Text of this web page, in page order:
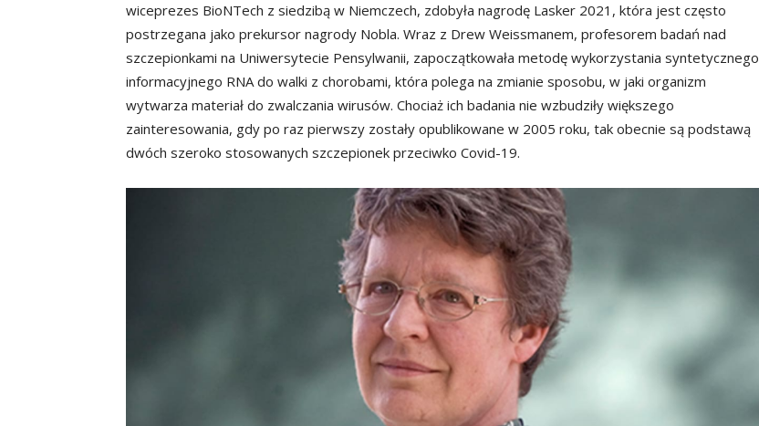
wiceprezes BioNTech z siedzibą w Niemczech, zdobyła nagrodę Lasker 2021, która jest często
postrzegana jako prekursor nagrody Nobla. Wraz z Drew Weissmanem, profesorem badań nad
szczepionkami na Uniwersytecie Pensylwanii, zapoczątkowała metodę wykorzystania syntetycznego
informacyjnego RNA do walki z chorobami, która polega na zmianie sposobu, w jaki organizm
wytwarza materiał do zwalczania wirusów. Chociaż ich badania nie wzbudziły większego
zainteresowania, gdy po raz pierwszy zostały opublikowane w 2005 roku, tak obecnie są podstawą
dwóch szeroko stosowanych szczepionek przeciwko Covid-19.